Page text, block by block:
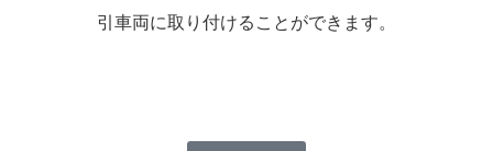
引車両に取り付けることができます。